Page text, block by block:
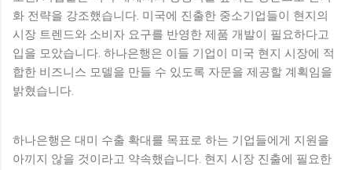
화 전략을 강조했습니다. 미국에 진출한 중소기업들이 현지의
시장 트렌드와 소비자 요구를 반영한 제품 개발이 필요하다고
입을 모았습니다. 하나은행은 이들 기업이 미국 현지 시장에 적
합한 비즈니스 모델을 만들 수 있도록 자문을 제공할 계획임을
밝혔습니다.
하나은행은 대미 수출 확대를 목표로 하는 기업들에게 지원을
아끼지 않을 것이라고 약속했습니다. 현지 시장 진출에 필요한